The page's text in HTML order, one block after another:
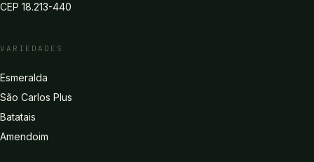
CEP 18.213-440
VARIEDADES
Esmeralda
São Carlos Plus
Batatais
Amendoim